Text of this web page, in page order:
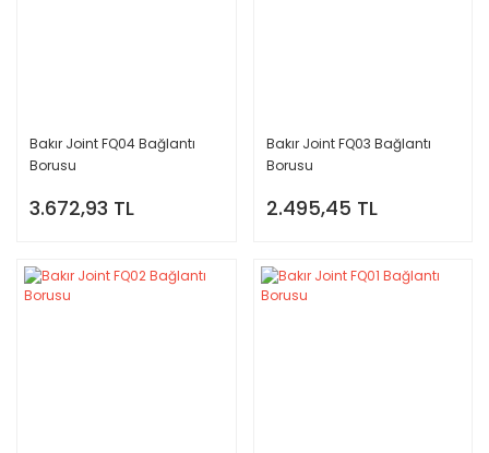
Bakır Joint FQ04 Bağlantı
Borusu
3.672,93 TL
Bakır Joint FQ03 Bağlantı
Borusu
2.495,45 TL